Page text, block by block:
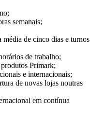
semanais;
média de cinco dias e turnos
de trabalho;
Primark;
e internacionais;
de novas lojas noutras
em contínua